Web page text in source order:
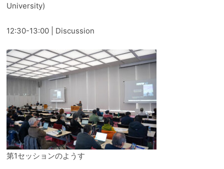
University)
12:30-13:00 | Discussion
第1セッションのようす